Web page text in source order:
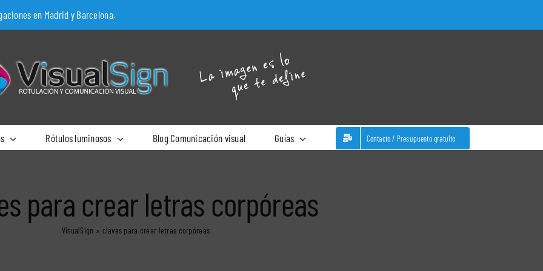
en Madrid y Barcelona.
Rótulos luminosos Blog Comunicación visual Guías Contacto / Presupuesto gratuito
para crear letras corpóreas
VisualSign » claves para crear letras corpóreas